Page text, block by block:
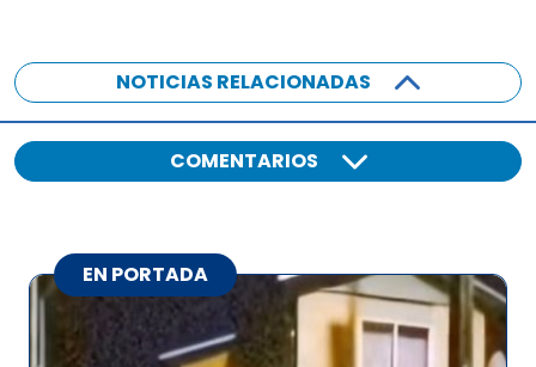
NOTICIAS RELACIONADAS
COMENTARIOS
EN PORTADA